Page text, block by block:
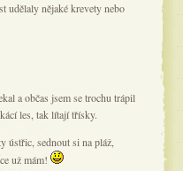
udělaly nějaké krevety nebo
a občas jsem se trochu trápil
les, tak lítají třísky.
ústřic, sednout si na pláž,
už mám!